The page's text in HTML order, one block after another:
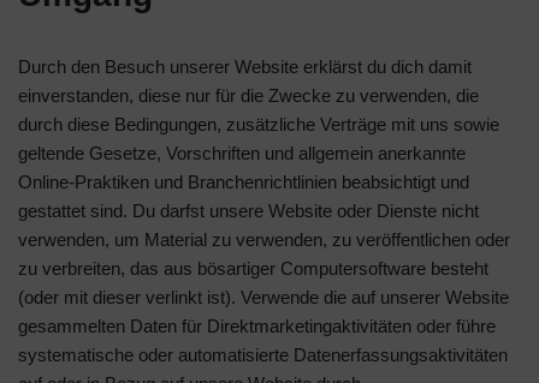
Durch den Besuch unserer Website erklärst du dich damit
einverstanden, diese nur für die Zwecke zu verwenden, die
durch diese Bedingungen, zusätzliche Verträge mit uns sowie
geltende Gesetze, Vorschriften und allgemein anerkannte
Online-Praktiken und Branchenrichtlinien beabsichtigt und
gestattet sind. Du darfst unsere Website oder Dienste nicht
verwenden, um Material zu verwenden, zu veröffentlichen oder
zu verbreiten, das aus bösartiger Computersoftware besteht
(oder mit dieser verlinkt ist). Verwende die auf unserer Website
gesammelten Daten für Direktmarketingaktivitäten oder führe
systematische oder automatisierte Datenerfassungsaktivitäten